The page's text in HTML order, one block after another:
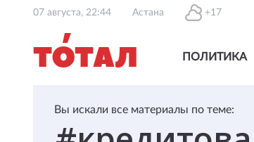
07 августа, 22:44 Астана +17
ПОЛИТИКА
Вы искали все материалы по теме: